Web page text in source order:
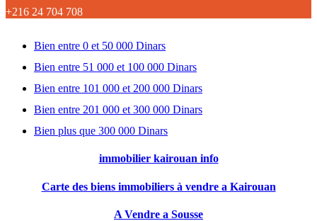
+216 24 704 708
Bien entre 0 et 50 000 Dinars
Bien entre 51 000 et 100 000 Dinars
Bien entre 101 000 et 200 000 Dinars
Bien entre 201 000 et 300 000 Dinars
Bien plus que 300 000 Dinars
immobilier kairouan info
Carte des biens immobiliers à vendre a Kairouan
A Vendre a Sousse